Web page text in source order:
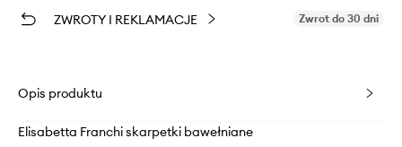
ZWROTY I REKLAMACJE Zwrot do 30 dni
Opis produktu
Elisabetta Franchi skarpetki bawełniane